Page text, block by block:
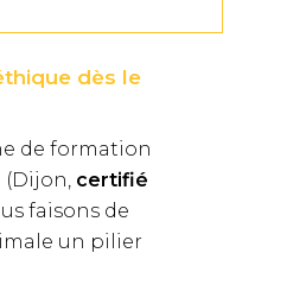
dès le
de formation
(Dijon, certifié
faisons de
un pilier